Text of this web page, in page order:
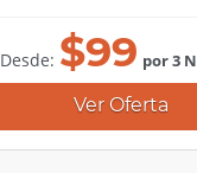
Desde: $99 por 3
Ver Oferta